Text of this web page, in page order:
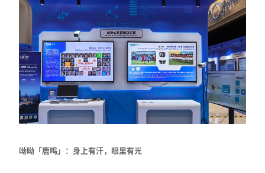
呦呦「鹿鸣」：身上有汗，眼里有光